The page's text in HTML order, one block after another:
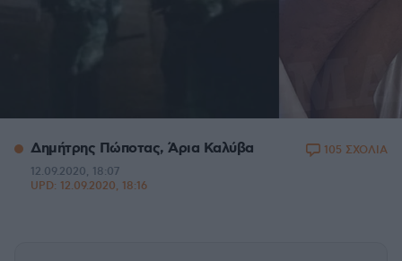
Δημήτρης Πώποτας, Άρια Καλύβα
12.09.2020, 18:07
UPD: 12.09.2020, 18:16
105 ΣΧΟΛΙΑ